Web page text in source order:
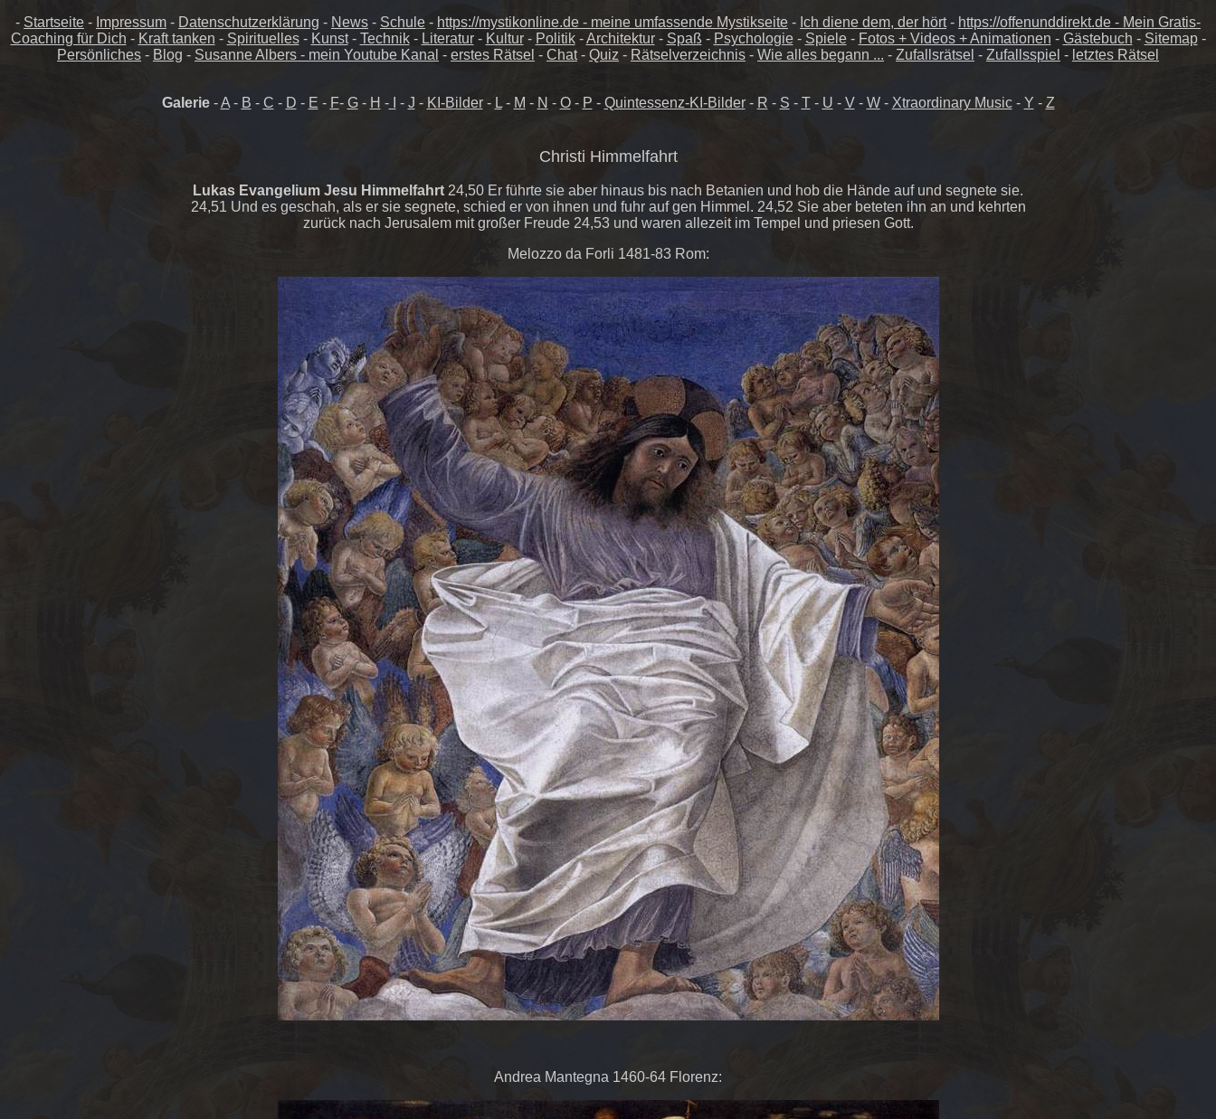
- Startseite - Impressum - Datenschutzerklärung - News - Schule - https://mystikonline.de - meine umfassende Mystikseite - Ich diene dem, der hört- https://offenunddirekt.de - Mein Gratis-
Coaching für Dich - Kraft tanken - Spirituelles- Kunst- Technik- Literatur- Kultur- Politik-Architektur- Spaß - Psychologie- Spiele- Fotos + Videos + Animationen - Gästebuch - Sitemap-
Persönliches - Blog - Susanne Albers - mein Youtube Kanal - erstes Rätsel - Chat- Quiz - Rätselverzeichnis - Wie alles begann ... - Zufallsrätsel - Zufallsspiel - letztes Rätsel
Galerie-A- B - C - D - E - F- G- H -I - J - KI-Bilder- L- M - N - O- P - Quintessenz-KI-Bilder- R - S - T- U - V- W- Xtraordinary Music- Y - Z
Christi Himmelfahrt
Lukas Evangelium Jesu Himmelfahrt 24,50 Er führte sie aber hinaus bis nach Betanien und hob die Hände auf und segnete sie.
24,51 Und es geschah, als er sie segnete, schied er von ihnen und fuhr auf gen Himmel. 24,52 Sie aber beteten ihn an und kehrten
zurück nach Jerusalem mit großer Freude 24,53 und waren allezeit im Tempel und priesen Gott.
Melozzo da Forli 1481-83 Rom:
Andrea Mantegna 1460-64 Florenz: